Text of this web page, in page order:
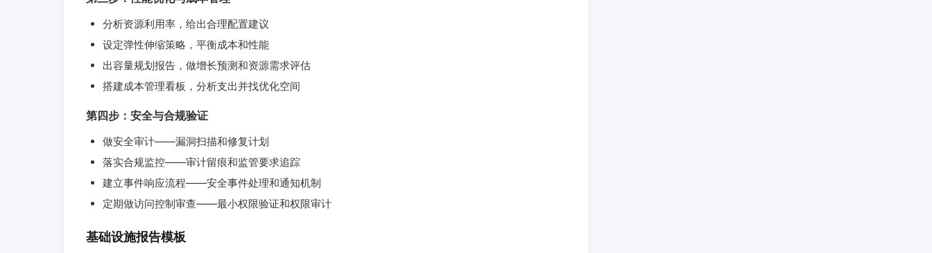
分析资源利用率，给出合理配置建议
设定弹性伸缩策略，平衡成本和性能
出容量规划报告，做增长预测和资源需求评估
搭建成本管理看板，分析支出并找优化空间
第四步：安全与合规验证
做安全审计——漏洞扫描和修复计划
落实合规监控——审计留痕和监管要求追踪
建立事件响应流程——安全事件处理和通知机制
定期做访问控制审查——最小权限验证和权限审计
基础设施报告模板